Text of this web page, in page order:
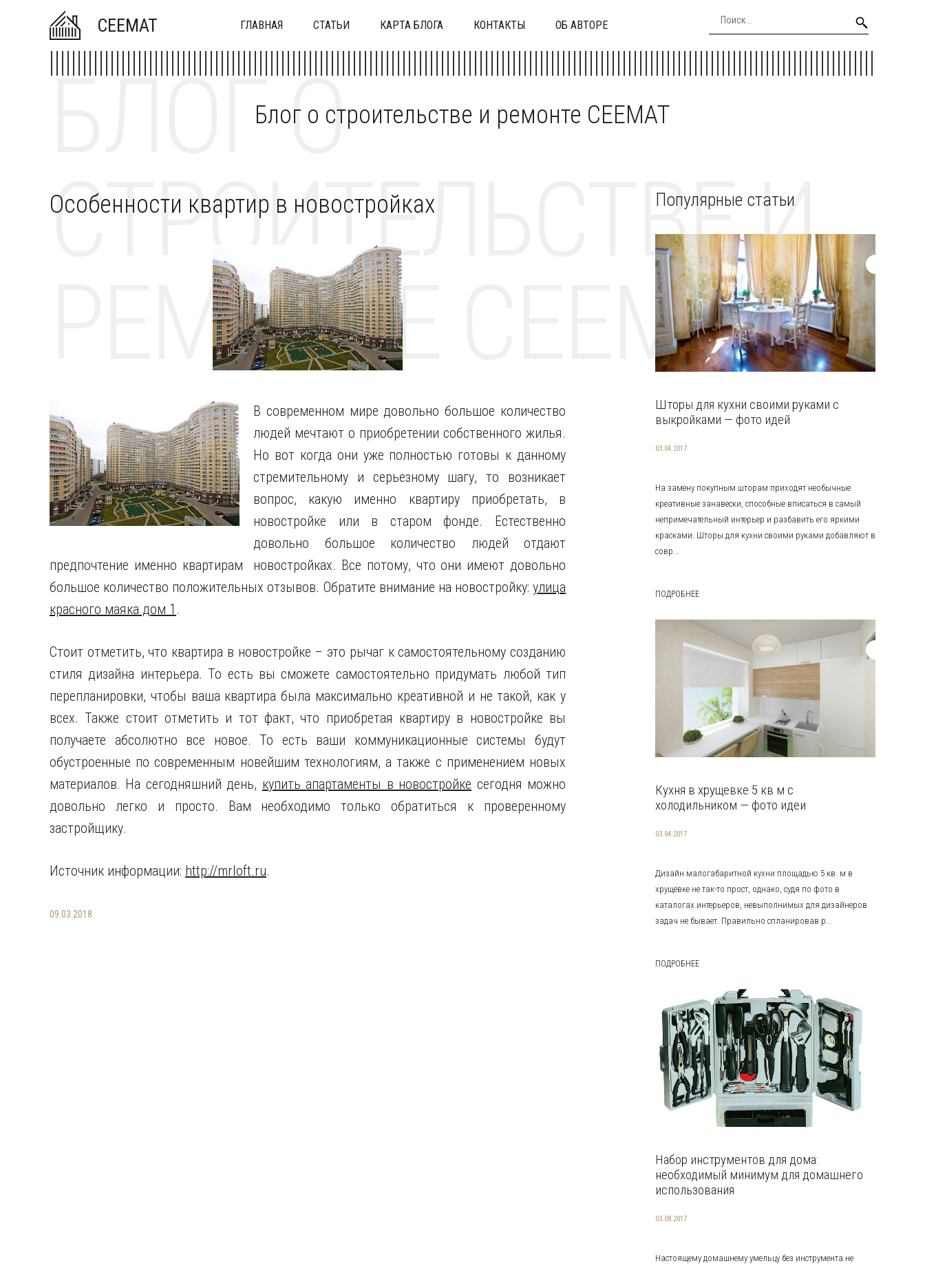
CEEMAT ГЛАВНАЯ СТАТЬИ КАРТА БЛОГА КОНТАКТЫ ОБ АВТОРЕ
Блог о строительстве и ремонте CEEMAT
БЛОГ О
СТРОИТЕЛЬСТВЕ И
РЕМОНТЕ CEEMAT
Особенности квартир в новостройках
В современном мире довольно большое количество
людей мечтают о приобретении собственного жилья.
Но вот когда они уже полностью готовы к данному
стремительному и серьезному шагу, то возникает
вопрос, какую именно квартиру приобретать, в
новостройке или в старом фонде. Естественно
довольно большое количество людей отдают
предпочтение именно квартирам новостройках. Все потому, что они имеют довольно
большое количество положительных отзывов. Обратите внимание на новостройку: улица
красного маяка дом 1 .
Стоит отметить, что квартира в новостройке – это рычаг к самостоятельному созданию
стиля дизайна интерьера. То есть вы сможете самостоятельно придумать любой тип
перепланировки, чтобы ваша квартира была максимально креативной и не такой, как у
всех. Также стоит отметить и тот факт, что приобретая квартиру в новостройке вы
получаете абсолютно все новое. То есть ваши коммуникационные системы будут
обустроенные по современным новейшим технологиям, а также с применением новых
материалов. На сегодняшний день, купить апартаменты в новостройке сегодня можно
довольно легко и просто. Вам необходимо только обратиться к проверенному
застройщику.
Источник информации: http://mrloft.ru.
09.03.2018
Популярные статьи
Шторы для кухни своими руками с
выкройками — фото идей
03.04.2017
На замену покупным шторам приходят необычные
креативные занавески, способные вписаться в самый
непримечательный интерьер и разбавить его яркими
красками. Шторы для кухни своими руками добавляют в
совр...
ПОДРОБНЕЕ
Кухня в хрущевке 5 кв м с
холодильником — фото идеи
03.04.2017
Дизайн малогабаритной кухни площадью 5 кв. м в
хрущёвке не так-то прост, однако, судя по фото в
каталогах интерьеров, невыполнимых для дизайнеров
задач не бывает. Правильно спланировав р...
ПОДРОБНЕЕ
Набор инструментов для дома:
необходимый минимум для домашнего
использования
03.08.2017
Настоящему домашнему умельцу без инструмента не